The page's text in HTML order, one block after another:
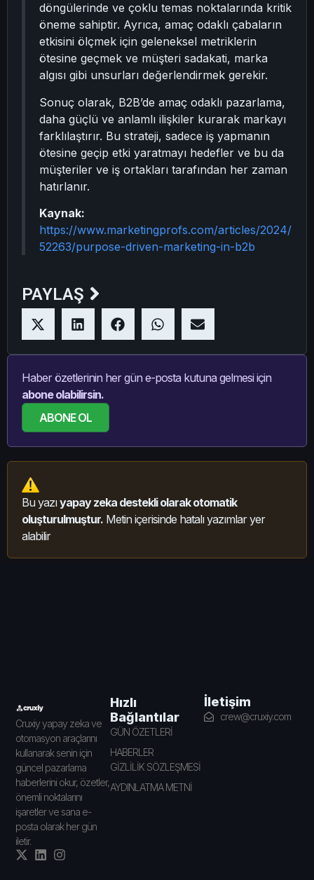
döngülerinde ve çoklu temas noktalarında kritik
öneme sahiptir. Ayrıca, amaç odaklı çabaların
etkisini ölçmek için geleneksel metriklerin
ötesine geçmek ve müşteri sadakati, marka
algısı gibi unsurları değerlendirmek gerekir.
Sonuç olarak, B2B’de amaç odaklı pazarlama,
daha güçlü ve anlamlı ilişkiler kurarak markayı
farklılaştırır. Bu strateji, sadece iş yapmanın
ötesine geçip etki yaratmayı hedefler ve bu da
müşteriler ve iş ortakları tarafından her zaman
hatırlanır.
Kaynak:
https://www.marketingprofs.com/articles/2024/
52263/purpose-driven-marketing-in-b2b
PAYLAŞ
Haber özetlerinin her gün e-posta kutuna gelmesi için
abone olabilirsin.
ABONE OL
Bu yazıyapay zeka destekli olarak otomatik
oluşturulmuştur. Metin içerisinde hatalı yazımlar yer
alabilir
Cruxiy yapay zeka ve
otomasyon araçlarını
kullanarak senin için
güncel pazarlama
haberlerini okur, özetler,
önemli noktalarını
işaretler ve sana e-
posta olarak her gün
iletir.
Hızlı
Bağlantılar
GÜN ÖZETLERİ
HABERLER
GİZLİLİK SÖZLEŞMESİ
AYDINLATMA METNİ
İletişim
crew@cruxiy.com